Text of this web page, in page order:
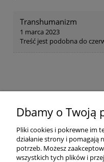
Transhumanizm
1 marca 2023
Treść jest podobna do
Dbamy o Twoją
Pliki cookies i pokrewne im
działanie strony i pomagają
potrzeb. Możesz
wszystkich tych plików i